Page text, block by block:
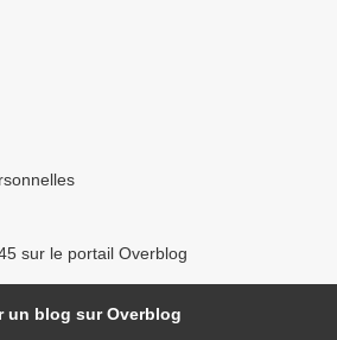
sur le portail Overblog
un blog sur Overblog